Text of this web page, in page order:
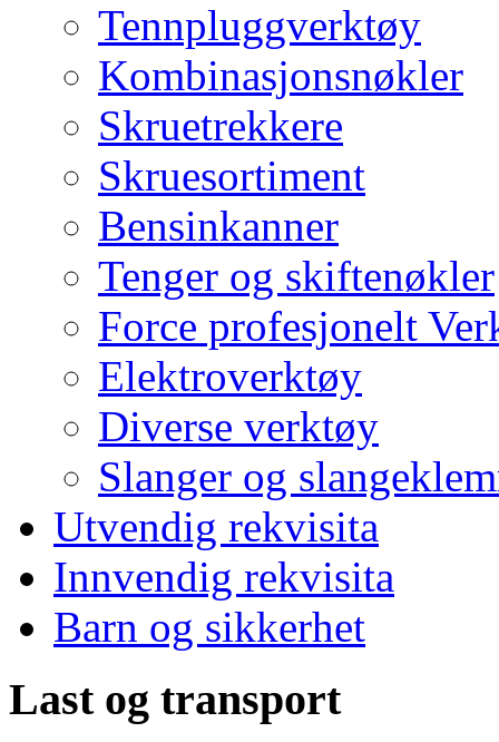
Tennpluggverktøy
Kombinasjonsnøkler
Skruetrekkere
Skruesortiment
Bensinkanner
Tenger og skiftenøkler
Force profesjonelt
Elektroverktøy
Diverse verktøy
Slanger og
Utvendig rekvisita
Innvendig rekvisita
Barn og sikkerhet
Last og transport